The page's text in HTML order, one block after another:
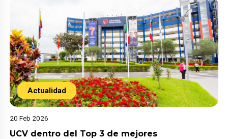
Actualidad
20 Feb 2026
UCV dentro del Top 3 de mejores